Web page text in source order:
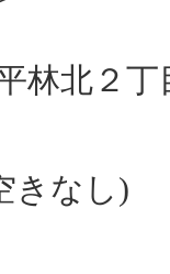
林北２
なし)